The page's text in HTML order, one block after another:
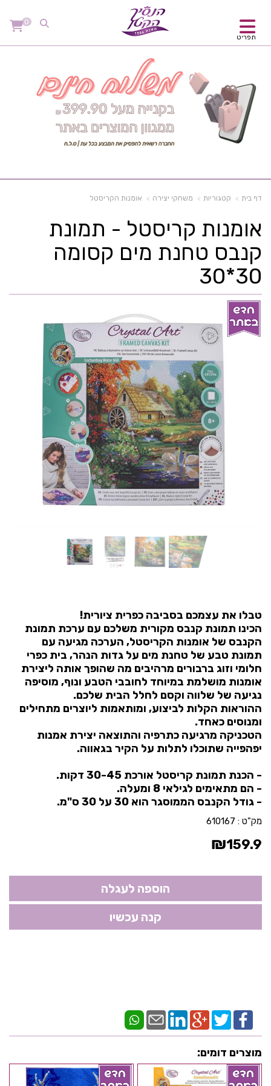
תפריט
0
דף בית קטגוריות משחקי יצירה אומנות הקריסטל
אומנות קריסטל - תמונת
קנבס טחנת מים קסומה
30*30
טבלו את עצמכם בסביבה כפרית ציורית!
הכינו תמונת קנבס מקורית משלכם עם ערכת תמונת
הקנבס של אומנות הקריסטל, הערכה מגיעה עם
תמונת טבע של טחנת מים על גדות הנהר, בית כפרי
חלומי וזוג ברבורים מרהיבים מה שהופך אותה ליצירת
אומנות מושלמת במיוחד לחובבי הטבע ונוף, מוסיפה
נגיעה של שלווה וקסם לחלל הבית שלכם.
ההוראות הקלות לביצוע, ומותאמות ליוצרים מתחילים
ומנוסים כאחד.
הטכניקה מרגיעה כתרפיה והתוצאה יצירת אמנות
יפהפייה שתוכלו לתלות על הקיר בגאווה.
- הכנת תמונת קריסטל אורכת 30-45 דקות.
- הם מתאימים לגילאי 8 ומעלה.
- גודל הקנבס הממוסגר הוא 30 על 30 ס"מ.
מק"ט : 610167
₪159.9
מוצרים דומים: